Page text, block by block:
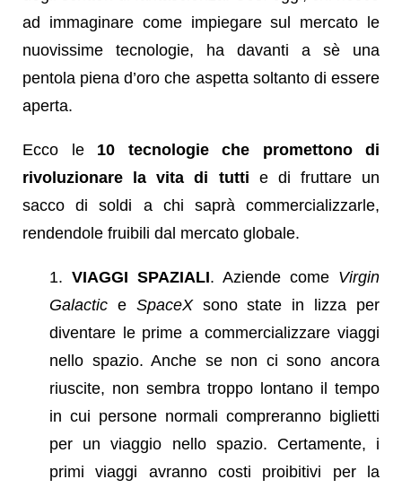
ad immaginare come impiegare sul mercato le
nuovissime tecnologie, ha davanti a sè una
pentola piena d’oro che aspetta soltanto di essere
aperta.
Ecco le 10 tecnologie che promettono di
rivoluzionare la vita di tutti e di fruttare un
sacco di soldi a chi saprà commercializzarle,
rendendole fruibili dal mercato globale.
VIAGGI SPAZIALI. Aziende come Virgin
Galactic e SpaceXsono state in lizza per
diventare le prime a commercializzare viaggi
nello spazio. Anche se non ci sono ancora
riuscite, non sembra troppo lontano il tempo
in cui persone normali compreranno biglietti
per un viaggio nello spazio. Certamente, i
primi viaggi avranno costi proibitivi per la